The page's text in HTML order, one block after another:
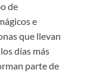
de
e
que llevan
días más
parte de